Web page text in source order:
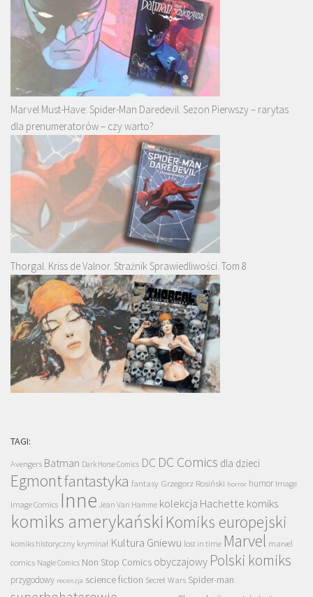
Marvel Must-Have: Spider-Man Daredevil. Sezon Pierwszy – rarytas
dla prenumeratorów – czy warto?
Thorgal. Kriss de Valnor. Strażnik Sprawiedliwości. Tom 8
TAGI:
Avengers Batman Dark Horse Comics DC DC Comics dla dzieci
Egmontfantastyka fantasy Grzegorz Rosiński horror humor Image
Image Comics Inne Jean Van Hamme kolekcja Hachette komiks
komiks amerykański Komiks europejski
komiks historyczny kryminał Kultura Gniewu lost in time Marvel marvel
comics Nagle Comics Non Stop Comics obyczajowy Polski komiks
przygodowy recenzja science fiction Secret Wars Spider-man